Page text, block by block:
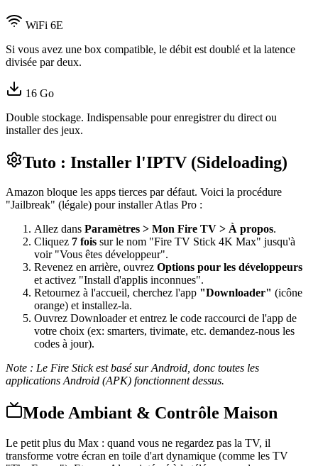
WiFi 6E
Si vous avez une box compatible, le débit est doublé et la latence
divisée par deux.
16 Go
Double stockage. Indispensable pour enregistrer du direct ou
installer des jeux.
Tuto : Installer l'IPTV (Sideloading)
Amazon bloque les apps tierces par défaut. Voici la procédure
"Jailbreak" (légale) pour installer Atlas Pro :
Allez dans Paramètres > Mon Fire TV > À propos.
Cliquez 7 fois sur le nom "Fire TV Stick 4K Max" jusqu'à
voir "Vous êtes développeur".
Revenez en arrière, ouvrez Options pour les développeurs
et activez "Install d'applis inconnues".
Retournez à l'accueil, cherchez l'app "Downloader" (icône
orange) et installez-la.
Ouvrez Downloader et entrez le code raccourci de l'app de
votre choix (ex: smarters, tivimate, etc. demandez-nous les
codes à jour).
Note : Le Fire Stick est basé sur Android, donc toutes les
applications Android (APK) fonctionnent dessus.
Mode Ambiant & Contrôle Maison
Le petit plus du Max : quand vous ne regardez pas la TV, il
transforme votre écran en toile d'art dynamique (comme les TV